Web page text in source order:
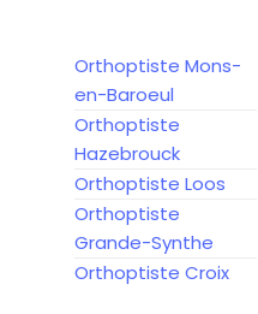
Orthoptiste Mons-
en-Baroeul
Orthoptiste
Hazebrouck
Orthoptiste Loos
Orthoptiste
Grande-Synthe
Orthoptiste Croix